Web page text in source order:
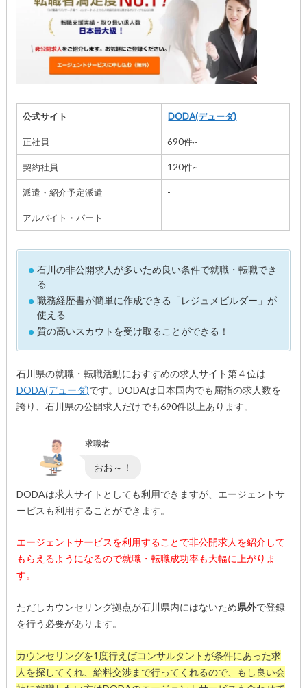
公式サイト DODA(デューダ)
正社員 690件~
契約社員 120件~
派遣・紹介予定派遣 -
アルバイト・パート -
石川の非公開求人が多いため良い条件で就職・転職でき
る
職務経歴書が簡単に作成できる「レジュメビルダー」が
使える
質の高いスカウトを受け取ることができる！
石川県の就職・転職活動におすすめの求人サイト第４位は
DODA(デューダ)です。DODAは日本国内でも屈指の求人数を
誇り、石川県の公開求人だけでも690件以上あります。
求職者
おお～！
DODAは求人サイトとしても利用できますが、エージェントサ
ービスも利用することができます。
エージェントサービスを利用することで非公開求人を紹介して
もらえるようになるので就職・転職成功率も大幅に上がりま
す。
ただしカウンセリング拠点が石川県内にはないため県外で登録
を行う必要があります。
カウンセリングを1度行えばコンサルタントが条件にあった求
人を探してくれ、給料交渉まで行ってくれるので、もし良い会